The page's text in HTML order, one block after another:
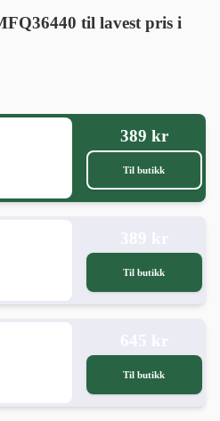
til lavest pris i
389 kr
Til butikk
Til butikk
Til butikk